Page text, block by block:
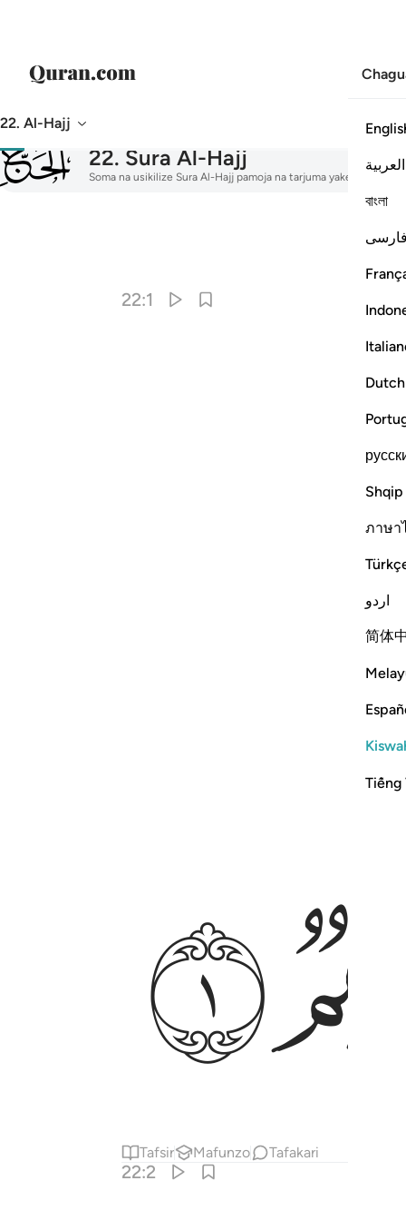
العربية
বাংলা
Dutch
Shqip
ภาษา
اردو
简体
Tiếng
22. Al-Hajj
22. Sura Al-Hajj
Soma na usikilize Sura Al-Hajj pamoja na tarjuma yake, tafsir,
22:1
ﱋ
Tafsir Mafunzo Tafakari
22:2